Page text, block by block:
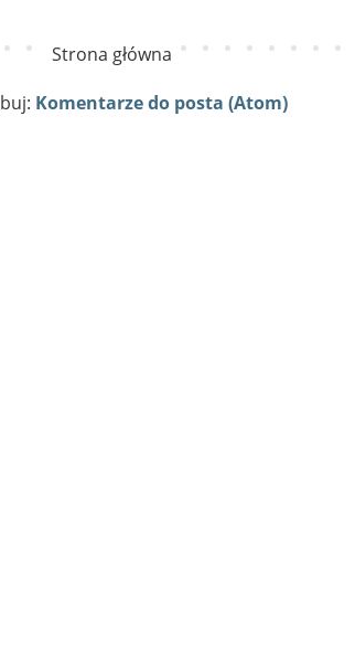
Strona główna
Komentarze do posta (Atom)